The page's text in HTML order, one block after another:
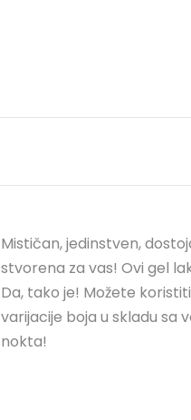
Mističan, jedinstven,
stvorena za vas! Ovi gel
Da, tako je! Možete
varijacije boja u skladu sa
nokta!